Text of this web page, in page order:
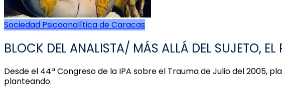
Sociedad Psicoanalítica de Caracas
BLOCK DEL ANALISTA/ MÁS ALLÁ DEL SUJETO, EL
Desde el 44ª Congreso de la IPA sobre el Trauma de Julio del
planteando.